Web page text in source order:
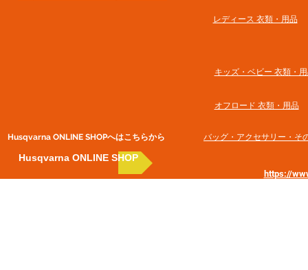
Husqvarna ONLINE SHOP​へはこちらから
Husqvarna ONLINE SHOP
​レディース 衣類・用品
キッズ・ベビー 衣類・
オフロード 衣類・用品
バッグ・アクセサリー・そ
https://